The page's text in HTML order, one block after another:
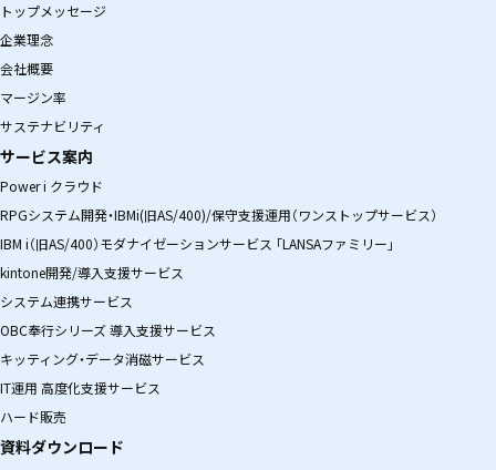
トップメッセージ
企業理念
会社概要
マージン率
サステナビリティ
サービス案内
Power i クラウド
RPGシステム開発・IBMi(旧AS/400)/保守支援運用（ワンストップサービス）
IBM i（旧AS/400）モダナイゼーションサービス 「LANSAファミリー」
kintone開発/導入支援サービス
システム連携サービス
OBC奉行シリーズ 導入支援サービス
キッティング・データ消磁サービス
IT運用 高度化支援サービス
ハード販売
資料ダウンロード